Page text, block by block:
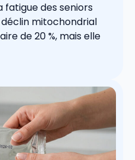
fatigue des seniors
mitochondrial
de 20 %, mais elle